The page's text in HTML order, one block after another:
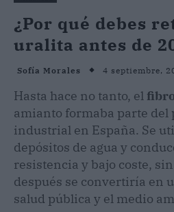
¿Por qué debes
uralita antes de
Sofía Morales 4 septiembre,
Hasta hace no tanto, el
amianto formaba parte del
industrial en España. Se
depósitos de agua y
resistencia y bajo coste,
después se convertiría en
salud pública y el medio